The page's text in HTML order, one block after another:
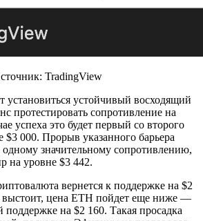
TradingView
установиться устойчивый восходящий
протестировать сопротивление на
успеха это будет первый со второго
000. Прорыв указанного барьера
одному значительному сопротивлению,
на уровне $3 442.
вернется к поддержке на $2
выстоит, цена ETH пойдет еще ниже —
на $2 160. Такая просадка